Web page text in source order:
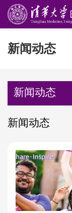
新闻动态
新闻动态
新闻动态